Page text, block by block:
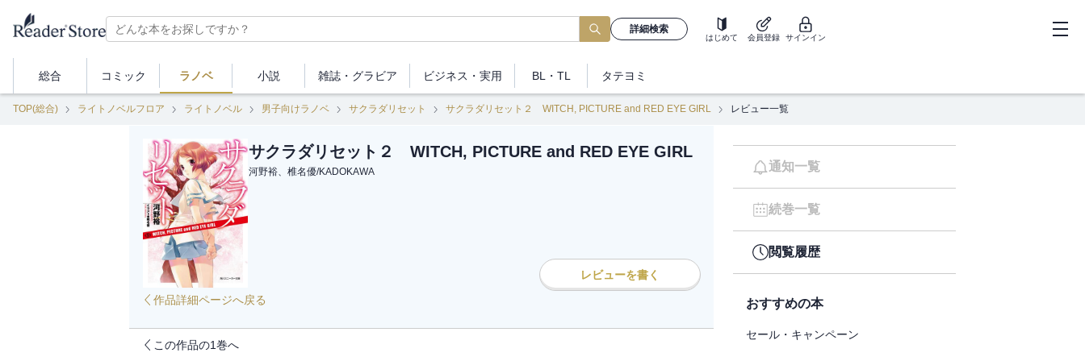
詳細検索
はじめて 会員登録 サインイン
総合 コミック ラノベ 小説 雑誌・ グラビア ビジネス ・実用 BL・TL タテヨミ
TOP(総合) ライトノベルフロア ライトノベル 男子向けラノベ サクラダリセット サクラダリセット２ WITCH, PICTURE and RED EYE GIRL レビュー一覧
サクラダリセット２ WITCH, PICTURE and RED EYE GIRL
河野裕、椎名優/KADOKAWA
レビューを書く
作品詳細ページへ戻る
この作品の1巻へ
通知一覧
続巻一覧
閲覧履歴
おすすめの本
セール・キャンペーン